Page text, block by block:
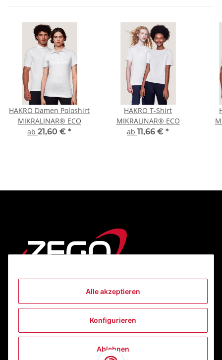
Alle akzeptieren
Konfigurieren
Ablehnen
HAKRO Damen Poloshirt
MIKRALINAR® ECO
ab 21,60 € *
HAKRO T-Shirt
MIKRALINAR® ECO
ab 11,66 € *
Informationen